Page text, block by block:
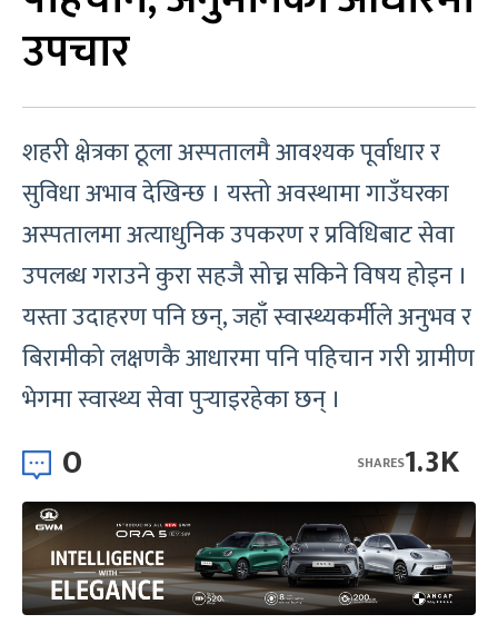
उपचार
शहरी क्षेत्रका ठूला अस्पतालमै आवश्यक पूर्वाधार र
सुविधा अभाव देखिन्छ । यस्तो अवस्थामा गाउँघरका
अस्पतालमा अत्याधुनिक उपकरण र प्रविधिबाट सेवा
उपलब्ध गराउने कुरा सहजै सोच्न सकिने विषय होइन ।
यस्ता उदाहरण पनि छन्, जहाँ स्वास्थ्यकर्मीले अनुभव र
बिरामीको लक्षणकै आधारमा पनि पहिचान गरी ग्रामीण
भेगमा स्वास्थ्य सेवा पुर्‍याइरहेका छन् ।
0 1.3K
SHARES